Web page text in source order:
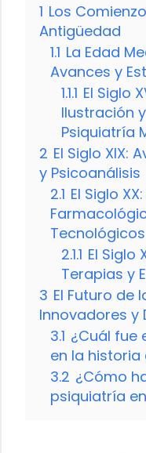
1 Los
Antigüedad
1.1 La Edad
Avances y
1.1.1 El Siglo
Ilustración
Psiquiatría
2 El Siglo XIX:
y Psicoanálisis
2.1 El Siglo
Tecnológicos
2.1.1 El Siglo
Terapias y
3 El Futuro de
Innovadores y
3.1 ¿Cuál fue
en la
3.2 ¿Cómo
psiquiatría